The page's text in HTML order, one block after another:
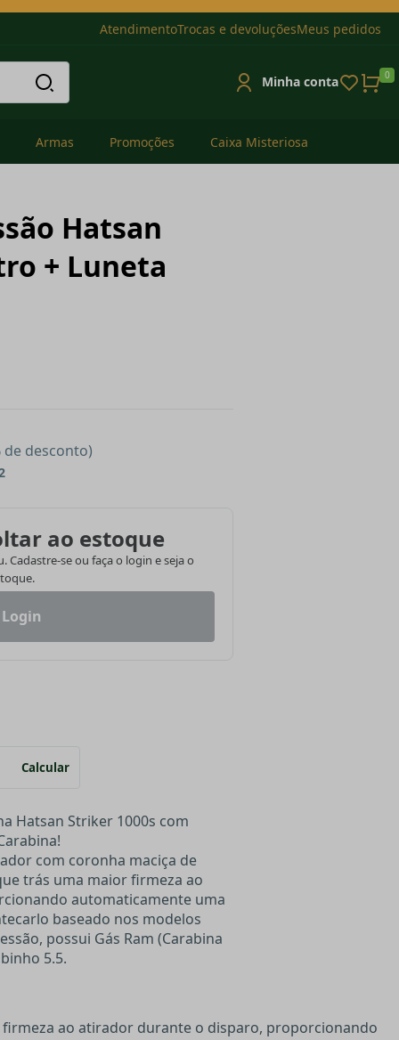
AtendimentoTrocas e devoluçõesMeus pedidos
Minha conta 0
Armas Promoções Caixa Misteriosa
Hatsan
+ Luneta
de desconto)
ao estoque
se ou faça o login e seja o
Calcular
Hatsan Striker 1000s com
com coronha maciça de
trás uma maior firmeza ao
automaticamente uma
baseado nos modelos
possui Gás Ram (Carabina
5.5.
ao atirador durante o disparo, proporcionando